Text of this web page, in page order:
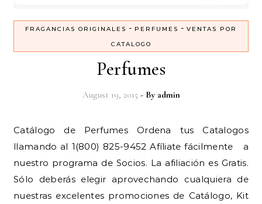
FRAGANCIAS ORIGINALES - PERFUMES - VENTAS POR
CATALOGO
Perfumes
August 19, 2015 - By admin
Catálogo de Perfumes Ordena tus Catalogos
llamando al 1(800) 825-9452 Afíliate fácilmente a
nuestro programa de Socios. La afiliación es Gratis.
Sólo deberás elegir aprovechando cualquiera de
nuestras excelentes promociones de Catálogo, Kit